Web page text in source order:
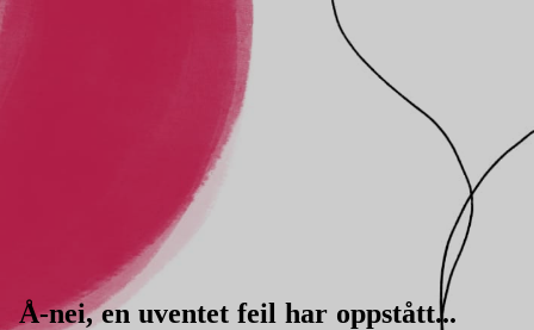
Å-nei, en uventet feil har oppstått...